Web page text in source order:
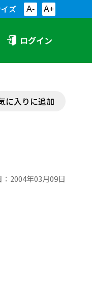
ズ A- A+
ログイン
に入りに追加
2004年03月09日